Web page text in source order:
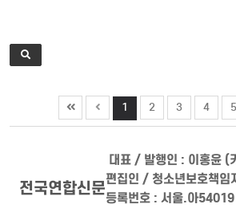
1 2 3 4 5
전국연합신문
대표 / 발행인 : 이홍윤 (
편집인 / 청소년보호책임
등록번호 : 서울.아